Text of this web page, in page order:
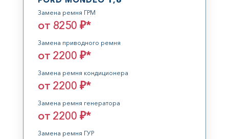
Замена ремня ГРМ
от 8250 ₽*
Замена приводного ремня
от 2200 ₽*
Замена ремня кондиционера
от 2200 ₽*
Замена ремня генератора
от 2200 ₽*
Замена ремня ГУР